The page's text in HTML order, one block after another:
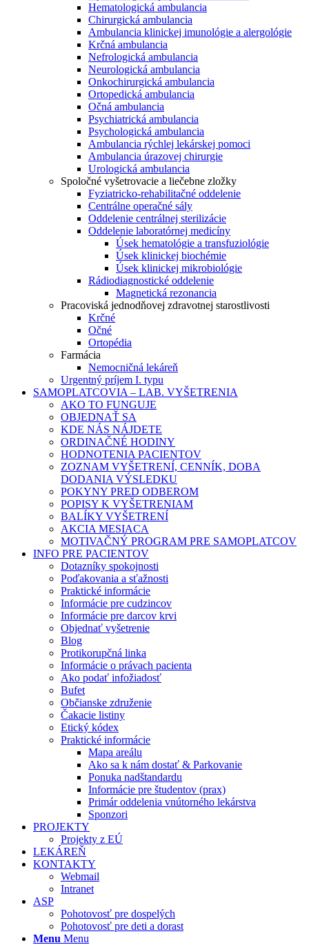
Hematologická ambulancia
Chirurgická ambulancia
Ambulancia klinickej imunológie a alergológie
Krčná ambulancia
Nefrologická ambulancia
Neurologická ambulancia
Onkochirurgická ambulancia
Ortopedická ambulancia
Očná ambulancia
Psychiatrická ambulancia
Psychologická ambulancia
Ambulancia rýchlej lekárskej pomoci
Ambulancia úrazovej chirurgie
Urologická ambulancia
Spoločné vyšetrovacie a liečebne zložky
Fyziatricko-rehabilitačné oddelenie
Centrálne operačné sály
Oddelenie centrálnej sterilizácie
Oddelenie laboratórnej medicíny
Úsek hematológie a transfuziológie
Úsek klinickej biochémie
Úsek klinickej mikrobiológie
Rádiodiagnostické oddelenie
Magnetická rezonancia
Pracoviská jednodňovej zdravotnej starostlivosti
Krčné
Očné
Ortopédia
Farmácia
Nemocničná lekáreň
Urgentný príjem I. typu
SAMOPLATCOVIA – LAB. VYŠETRENIA
AKO TO FUNGUJE
OBJEDNAŤ SA
KDE NÁS NÁJDETE
ORDINAČNÉ HODINY
HODNOTENIA PACIENTOV
ZOZNAM VYŠETRENÍ, CENNÍK, DOBA
DODANIA VÝSLEDKU
POKYNY PRED ODBEROM
POPISY K VYŠETRENIAM
BALÍKY VYŠETRENÍ
AKCIA MESIACA
MOTIVAČNÝ PROGRAM PRE SAMOPLATCOV
INFO PRE PACIENTOV
Dotazníky spokojnosti
Poďakovania a sťažnosti
Praktické informácie
Informácie pre cudzincov
Informácie pre darcov krvi
Objednať vyšetrenie
Blog
Protikorupčná linka
Informácie o právach pacienta
Ako podať infožiadosť
Bufet
Občianske združenie
Čakacie listiny
Etický kódex
Praktické informácie
Mapa areálu
Ako sa k nám dostať & Parkovanie
Ponuka nadštandardu
Informácie pre študentov (prax)
Primár oddelenia vnútorného lekárstva
Sponzori
PROJEKTY
Projekty z EÚ
LEKÁREŇ
KONTAKTY
Webmail
Intranet
ASP
Pohotovosť pre dospelých
Pohotovosť pre deti a dorast
Menu Menu